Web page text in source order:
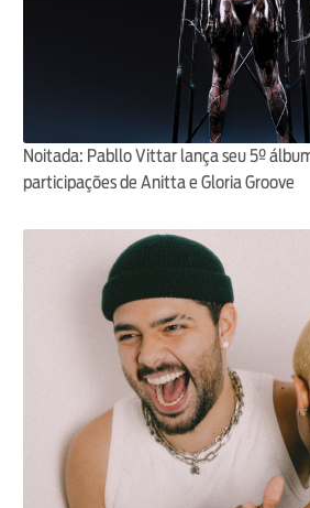
Noitada: Pabllo Vittar lança seu 5º
participações de Anitta e Gloria Groove